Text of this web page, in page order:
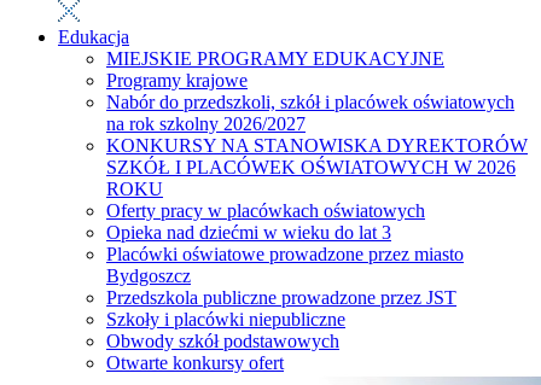
Edukacja
MIEJSKIE PROGRAMY EDUKACYJNE
Programy krajowe
Nabór do przedszkoli, szkół i placówek oświatowych
na rok szkolny 2026/2027
KONKURSY NA STANOWISKA DYREKTORÓW
SZKÓŁ I PLACÓWEK OŚWIATOWYCH W 2026
ROKU
Oferty pracy w placówkach oświatowych
Opieka nad dziećmi w wieku do lat 3
Placówki oświatowe prowadzone przez miasto
Bydgoszcz
Przedszkola publiczne prowadzone przez JST
Szkoły i placówki niepubliczne
Obwody szkół podstawowych
Otwarte konkursy ofert